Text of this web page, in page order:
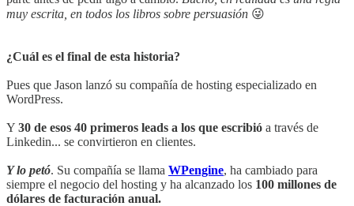
muy escrita, en todos los libros sobre persuasión 😜
¿Cuál es el final de esta historia?
Pues que Jason lanzó su compañía de hosting especializado en
WordPress.
Y 30 de esos 40 primeros leads a los que escribió a través de
Linkedin... se convirtieron en clientes.
Y lo petó. Su compañía se llama WPengine, ha cambiado para
siempre el negocio del hosting y ha alcanzado los 100 millones de
dólares de facturación anual.